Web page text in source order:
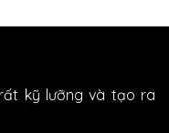
kỹ lưỡng và tạo ra